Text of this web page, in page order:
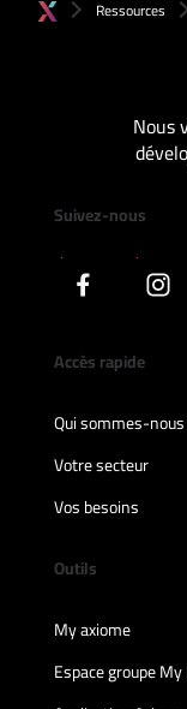
Ressources
Nous
Suivez-nous
Accès rapide
Qui sommes-
Votre secteur
Vos besoins
Outils
My axiome
Espace groupe